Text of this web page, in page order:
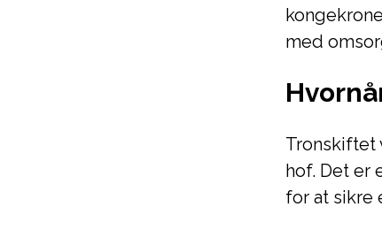
med
Tronskiftet
hof. Det er
for at sikre